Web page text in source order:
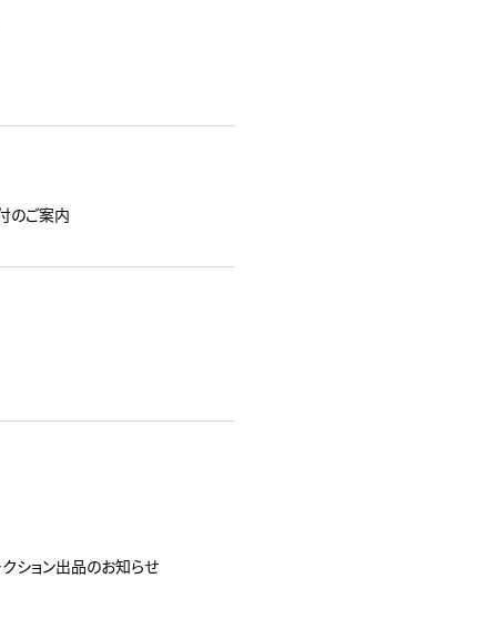
のご案内
ション出品のお知らせ